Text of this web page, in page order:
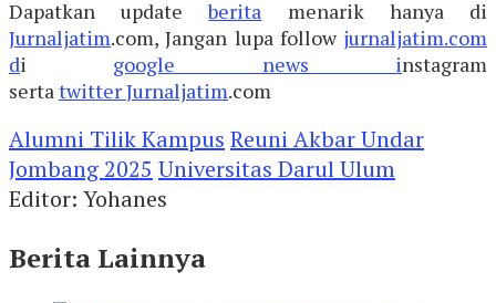
Dapatkan updateberita menarik hanya di
Jurnaljatim.com, Jangan lupa follow jurnaljatim.com
di google news instagram
serta twitterJurnaljatim.com
Alumni Tilik Kampus Reuni Akbar Undar
Jombang 2025 Universitas Darul Ulum
Editor: Yohanes
Berita Lainnya